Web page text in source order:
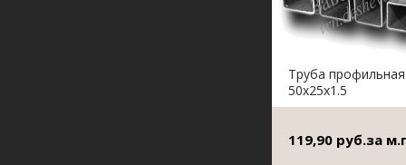
Труба профильная
50х25х1.5
119,90 руб.за